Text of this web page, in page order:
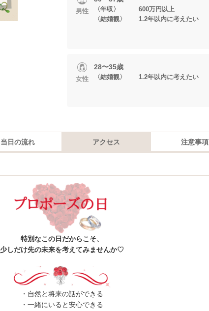
男性
〈年収〉 600万円以上
〈結婚観〉 1.2年以内に考えたい
女性
28〜35歳
〈結婚観〉 1.2年以内に考えたい
当日の流れ アクセス 注意事項
特別なこの日だからこそ、
少しだけ先の未来を考えてみませんか♡
・自然と将来の話ができる
・一緒にいると安心できる